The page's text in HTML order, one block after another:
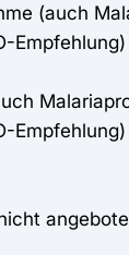
(auch
Empfehlung)
Empfehlung)